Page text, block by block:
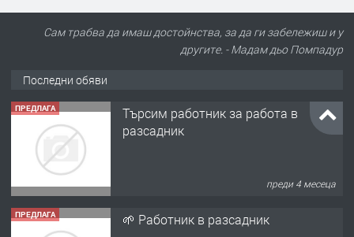
Сам трабва да имаш достойнства, за да ги забележиш и у
другите. - Мадам дьо Помпадур
Последни обяви
ПРЕДЛАГА
Търсим работник за работа в
разсадник
преди 4 месеца
ПРЕДЛАГА 🌱 Работник в разсадник